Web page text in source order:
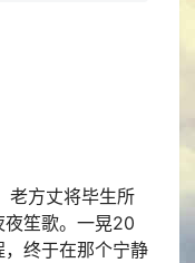
老方丈将毕生所
夜笙歌。一晃20
终于在那个宁静